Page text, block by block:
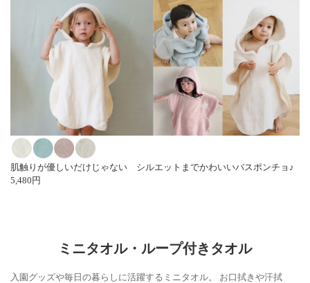
肌触りが優しいだけじゃない シルエットまでかわいいバスポンチョ♪
5,480円
ミニタオル・ループ付きタオル
入園グッズや毎日の暮らしに活躍するミニタオル。 お口拭きや汗拭